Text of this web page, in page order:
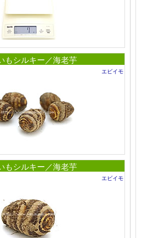
もシルキー／海老芋
エビイモ
もシルキー／海老芋
エビイモ